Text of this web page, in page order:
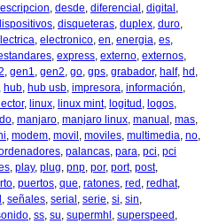
, desde, diferencial , digital ,
, disqueteras, duplex, duro,
, electronico, en, energia, es,
, express, externo, externos,
, gen1, gen2, go, gps, grabador, half, hd ,
, hub, hub usb, impresora, información,
lector, linux, linux mint, logitud , logos,
, manjaro, manjaro linux, manual , mas,
, modem, movil , moviles, multimedia, no,
, palancas, para, pci, pci
, play, plug, pnp, por, port, post,
, puertos, que, ratones, red , redhat,
, señales, serial , serie, si, sin,
, ss, su, supermhl , superspeed ,